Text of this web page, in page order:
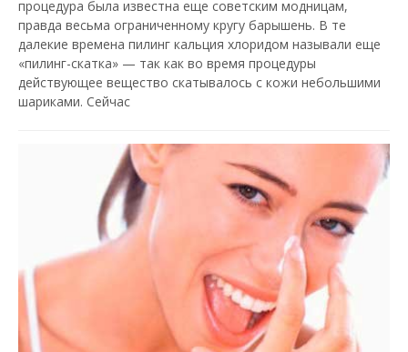
процедура была известна еще советским модницам,
правда весьма ограниченному кругу барышень. В те
далекие времена пилинг кальция хлоридом называли еще
«пилинг-скатка» — так как во время процедуры
действующее вещество скатывалось с кожи небольшими
шариками. Сейчас